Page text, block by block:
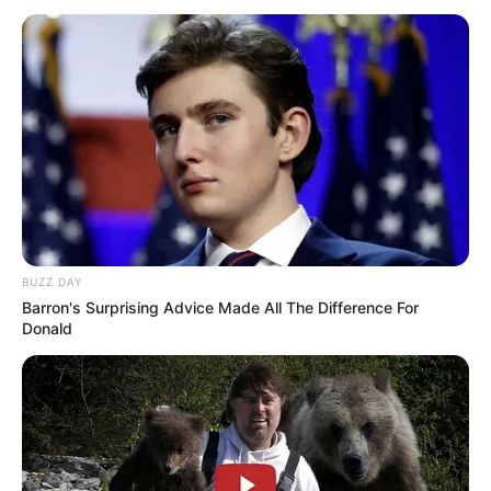
Confira logo abaixo todos os modelos e passo a
passos que separamos pra você copiar!
BUZZ DAY
Barron's Surprising Advice Made All The Difference For
Donald